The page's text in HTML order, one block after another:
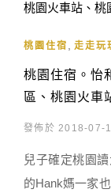
桃園住宿 走走玩
桃園住宿。怡
區、桃園火車
發佈於 2018-07-
兒子確定桃園
的Hank媽一家